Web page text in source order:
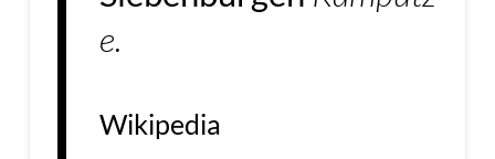
e.
Wikipedia